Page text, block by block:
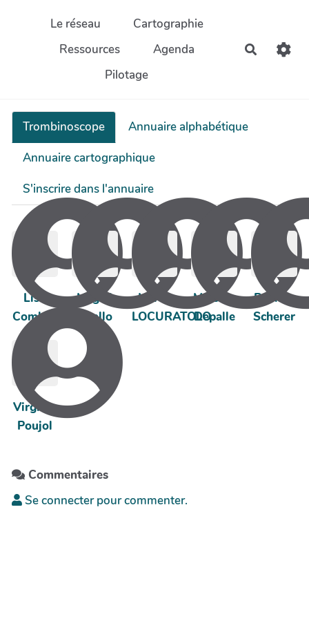
Aller au contenu principal
Le réseau
Cartographie
Ressources
Agenda
Pilotage
Trombinoscope
Annuaire alphabétique
Annuaire cartographique
S'inscrire dans l'annuaire
Lise
Combes
Magali
Ruello
Marco
LOCURATOLO
Mélodie
Depalle
Pauline
Scherer
Virginie
Poujol
Commentaires
Se connecter pour commenter.